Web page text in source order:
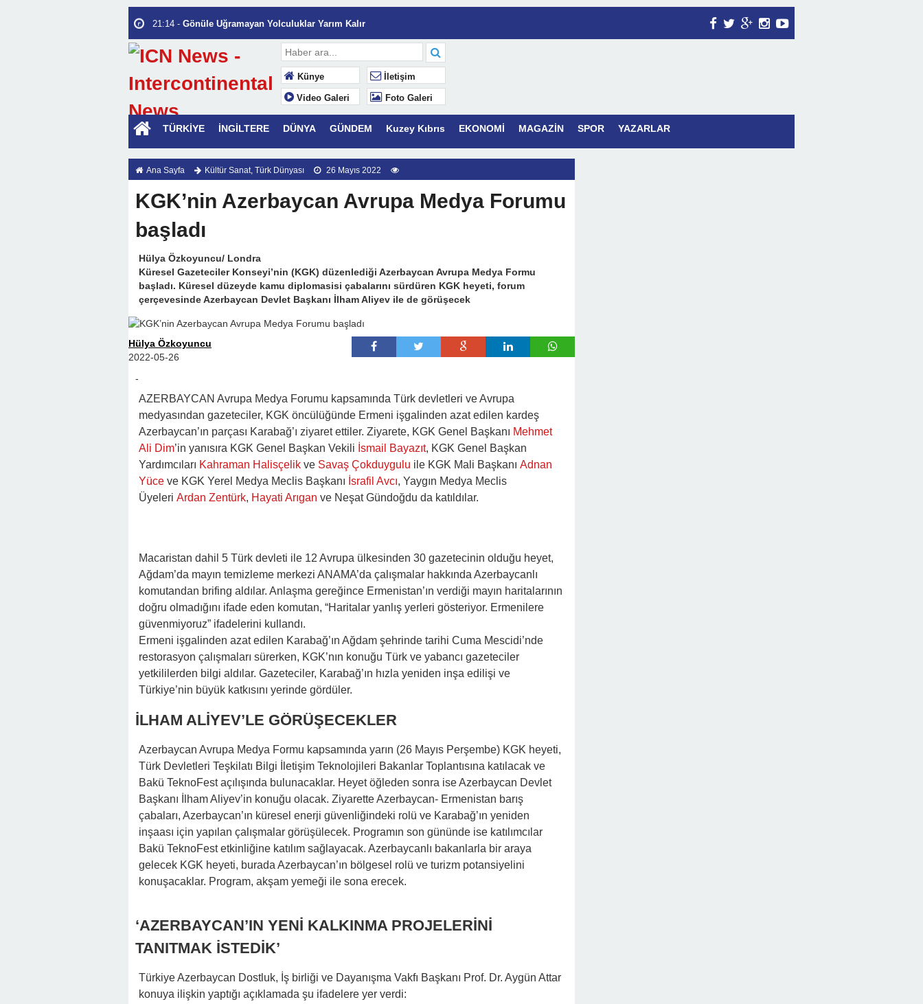
21:14 - Gönüle Uğramayan Yolculuklar Yarım Kalır
Kalbin Eşiğinde Bekleyen Ahlâk
10:40 - Seni Allah İçin Seviyorum.
12:56 -İnsanı Değerli Kılan, İnsanı Yaşamaktır.
17:53 -
14:58 -Ey yâr…
22:30 -Türkiye PV Pazarında “Saatlik Mahsuplaşma” Dönemi: Azalan Yatırım Getirisini (ROI) C&I Enerji
Depolama Nasıl Kurtarıyor?
Künye İletişim
Video Galeri Foto Galeri
TÜRKİYE İNGİLTERE DÜNYA GÜNDEM Kuzey Kıbrıs EKONOMİ MAGAZİN SPOR YAZARLAR
Ana Sayfa Kültür Sanat, Türk Dünyası 26 Mayıs 2022
KGK’nin Azerbaycan Avrupa Medya Forumu
başladı
Hülya Özkoyuncu/ Londra
Küresel Gazeteciler Konseyi’nin (KGK) düzenlediği Azerbaycan Avrupa Medya Formu
başladı. Küresel düzeyde kamu diplomasisi çabalarını sürdüren KGK heyeti, forum
çerçevesinde Azerbaycan Devlet Başkanı İlham Aliyev ile de görüşecek
Hülya Özkoyuncu
2022-05-26
-
AZERBAYCAN Avrupa Medya Forumu kapsamında Türk devletleri ve Avrupa
medyasından gazeteciler, KGK öncülüğünde Ermeni işgalinden azat edilen kardeş
Azerbaycan’ın parçası Karabağ’ı ziyaret ettiler. Ziyarete, KGK Genel Başkanı Mehmet
Ali Dim’in yanısıra KGK Genel Başkan Vekili İsmail Bayazıt, KGK Genel Başkan
Yardımcıları Kahraman Halisçelik ve Savaş Çokduygulu ile KGK Mali Başkanı Adnan
Yüce ve KGK Yerel Medya Meclis Başkanı İsrafil Avcı, Yaygın Medya Meclis
Üyeleri Ardan Zentürk, Hayati Arıgan ve Neşat Gündoğdu da katıldılar.
Macaristan dahil 5 Türk devleti ile 12 Avrupa ülkesinden 30 gazetecinin olduğu heyet,
Ağdam’da mayın temizleme merkezi ANAMA’da çalışmalar hakkında Azerbaycanlı
komutandan brifing aldılar. Anlaşma gereğince Ermenistan’ın verdiği mayın haritalarının
doğru olmadığını ifade eden komutan, “Haritalar yanlış yerleri gösteriyor. Ermenilere
güvenmiyoruz” ifadelerini kullandı.
Ermeni işgalinden azat edilen Karabağ’ın Ağdam şehrinde tarihi Cuma Mescidi’nde
restorasyon çalışmaları sürerken, KGK’nın konuğu Türk ve yabancı gazeteciler
yetkililerden bilgi aldılar. Gazeteciler, Karabağ’ın hızla yeniden inşa edilişi ve
Türkiye’nin büyük katkısını yerinde gördüler.
İLHAM ALİYEV’LE GÖRÜŞECEKLER
Azerbaycan Avrupa Medya Formu kapsamında yarın (26 Mayıs Perşembe) KGK heyeti,
Türk Devletleri Teşkilatı Bilgi İletişim Teknolojileri Bakanlar Toplantısına katılacak ve
Bakü TeknoFest açılışında bulunacaklar. Heyet öğleden sonra ise Azerbaycan Devlet
Başkanı İlham Aliyev’in konuğu olacak. Ziyarette Azerbaycan- Ermenistan barış
çabaları, Azerbaycan’ın küresel enerji güvenliğindeki rolü ve Karabağ’ın yeniden
inşaası için yapılan çalışmalar görüşülecek. Programın son gününde ise katılımcılar
Bakü TeknoFest etkinliğine katılım sağlayacak. Azerbaycanlı bakanlarla bir araya
gelecek KGK heyeti, burada Azerbaycan’ın bölgesel rolü ve turizm potansiyelini
konuşacaklar. Program, akşam yemeği ile sona erecek.
‘AZERBAYCAN’IN YENİ KALKINMA PROJELERİNİ
TANITMAK İSTEDİK’
Türkiye Azerbaycan Dostluk, İş birliği ve Dayanışma Vakfı Başkanı Prof. Dr. Aygün Attar
konuya ilişkin yaptığı açıklamada şu ifadelere yer verdi: